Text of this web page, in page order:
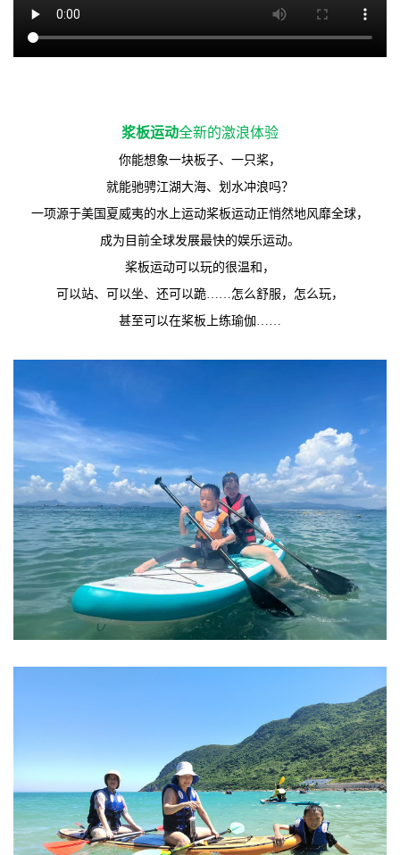
浆板运动全新的激浪体验
你能想象一块板子、一只桨，
就能驰骋江湖大海、划水冲浪吗？
一项源于美国夏威夷的水上运动桨板运动正悄然地风靡全球，
成为目前全球发展最快的娱乐运动。
桨板运动可以玩的很温和，
可以站、可以坐、还可以跪……怎么舒服，怎么玩，
甚至可以在桨板上练瑜伽……